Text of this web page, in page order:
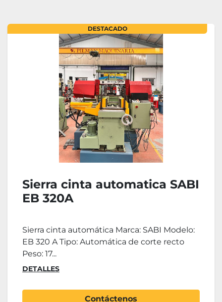
DESTACADO
Sierra cinta automatica SABI
EB 320A
Sierra cinta automática Marca: SABI Modelo:
EB 320 A Tipo: Automática de corte recto
Peso: 17...
DETALLES
Contáctenos